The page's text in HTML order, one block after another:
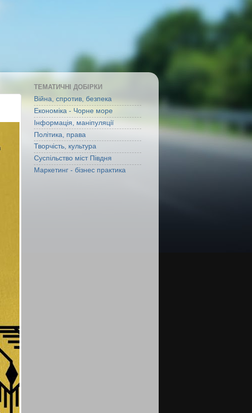
ТЕМАТИЧНІ ДОБІРКИ
Війна, спротив, безпека
Економіка - Чорне море
Інформація, маніпуляції
Політика, права
Творчість, культура
Суспільство міст Півдня
Маркетинг - бізнес практика